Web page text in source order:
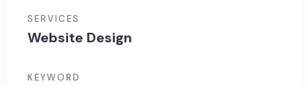
SERVICES
Website Design
KEYWORD